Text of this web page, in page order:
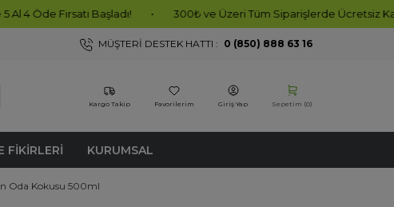
Başladı! • 300₺ ve Üzeri Tüm Siparişlerde Ücretsiz Kargo! •
MÜŞTERI DESTEK HATTI : 0 (850) 888 63 16
Kargo Takip Favorilerim Giriş Yap Sepetim (0)
FIKIRLERI KURUMSAL
Oda Kokusu 500ml